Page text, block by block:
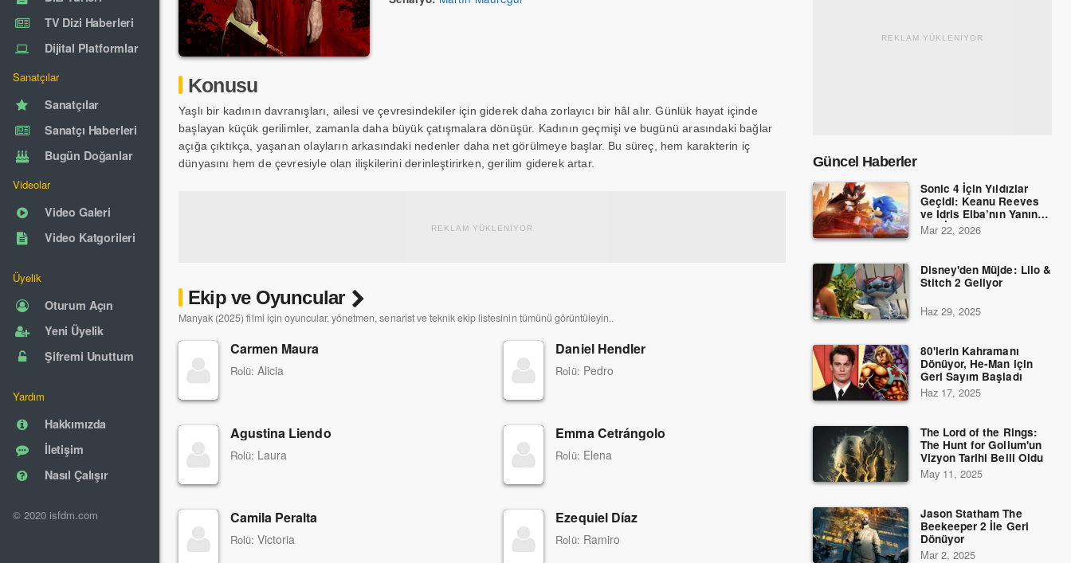
TV Dizi Haberleri
Dijital Platformlar
Sanatçılar
Sanatçılar
Sanatçı Haberleri
Bugün Doğanlar
Videolar
Video Galeri
Video Katgorileri
Üyelik
Oturum Açın
Yeni Üyelik
Şifremi Unuttum
Yardım
Hakkımızda
İletişim
Nasıl Çalışır
© 2020 isfdm.com
Konusu
Yaşlı bir kadının davranışları, ailesi ve çevresindekiler için giderek daha zorlayıcı bir hâl alır. Günlük hayat içinde
başlayan küçük gerilimler, zamanla daha büyük çatışmalara dönüşür. Kadının geçmişi ve bugünü arasındaki bağlar
açığa çıktıkça, yaşanan olayların arkasındaki nedenler daha net görülmeye başlar. Bu süreç, hem karakterin iç
dünyasını hem de çevresiyle olan ilişkilerini derinleştirirken, gerilim giderek artar.
REKLAM YÜKLENİYOR
Ekip ve Oyuncular
Manyak (2025) filmi için oyuncular, yönetmen, senarist ve teknik ekip listesinin tümünü görüntüleyin..
Carmen Maura
Rolü: Alicia
Daniel Hendler
Rolü: Pedro
Agustina Liendo
Rolü: Laura
Emma Cetrángolo
Rolü: Elena
Camila Peralta
Rolü: Victoria
Ezequiel Díaz
Rolü: Ramiro
REKLAM YÜKLENİYOR
Güncel Haberler
Sonic 4 İçin Yıldızlar
Geçidi: Keanu Reeves
ve Idris Elba’nın Yanına
Dev İsimler Katıldı!
Mar 22, 2026
Disney'den Müjde: Lilo &
Stitch 2 Geliyor
Haz 29, 2025
80'lerin Kahramanı
Dönüyor, He-Man için
Geri Sayım Başladı
Haz 17, 2025
The Lord of the Rings:
The Hunt for Gollum'un
Vizyon Tarihi Belli Oldu
May 11, 2025
Jason Statham The
Beekeeper 2 İle Geri
Dönüyor
Mar 2, 2025